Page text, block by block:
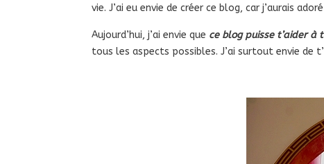
vie. J’ai eu envie de créer ce blog, car j’aurais
Aujourd’hui, j’ai envie que ce blog puisse t’aider
tous les aspects possibles. J’ai surtout envie de